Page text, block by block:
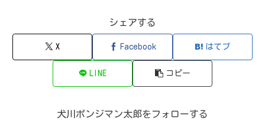
シェアする
X Facebook はてブ
LINE コピー
犬川ポンジマン太郎をフォローする